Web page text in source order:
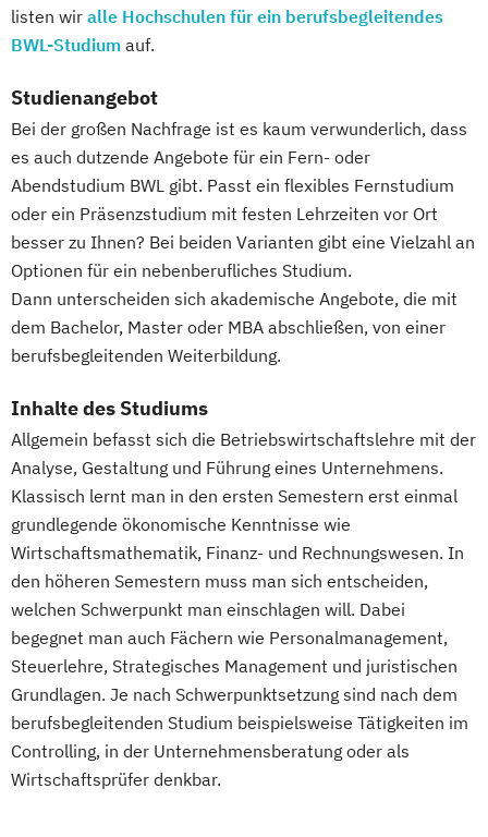
listen wir alle Hochschulen für ein berufsbegleitendes
BWL-Studium auf.
Studienangebot
Bei der großen Nachfrage ist es kaum verwunderlich, dass
es auch dutzende Angebote für ein Fern- oder
Abendstudium BWL gibt. Passt ein flexibles Fernstudium
oder ein Präsenzstudium mit festen Lehrzeiten vor Ort
besser zu Ihnen? Bei beiden Varianten gibt eine Vielzahl an
Optionen für ein nebenberufliches Studium.
Dann unterscheiden sich akademische Angebote, die mit
dem Bachelor, Master oder MBA abschließen, von einer
berufsbegleitenden Weiterbildung.
Inhalte des Studiums
Allgemein befasst sich die Betriebswirtschaftslehre mit der
Analyse, Gestaltung und Führung eines Unternehmens.
Klassisch lernt man in den ersten Semestern erst einmal
grundlegende ökonomische Kenntnisse wie
Wirtschaftsmathematik, Finanz- und Rechnungswesen. In
den höheren Semestern muss man sich entscheiden,
welchen Schwerpunkt man einschlagen will. Dabei
begegnet man auch Fächern wie Personalmanagement,
Steuerlehre, Strategisches Management und juristischen
Grundlagen. Je nach Schwerpunktsetzung sind nach dem
berufsbegleitenden Studium beispielsweise Tätigkeiten im
Controlling, in der Unternehmensberatung oder als
Wirtschaftsprüfer denkbar.